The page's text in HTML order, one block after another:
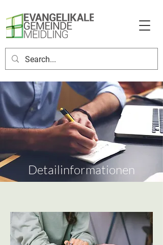
Detailinformationen